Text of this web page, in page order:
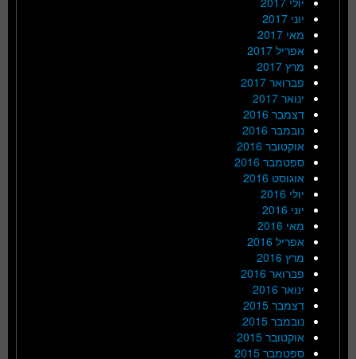
יוני 2017
מאי 2017
אפריל 2017
מרץ 2017
פברואר 2017
ינואר 2017
דצמבר 2016
נובמבר 2016
אוקטובר 2016
ספטמבר 2016
אוגוסט 2016
יולי 2016
יוני 2016
מאי 2016
אפריל 2016
מרץ 2016
פברואר 2016
ינואר 2016
דצמבר 2015
נובמבר 2015
אוקטובר 2015
ספטמבר 2015